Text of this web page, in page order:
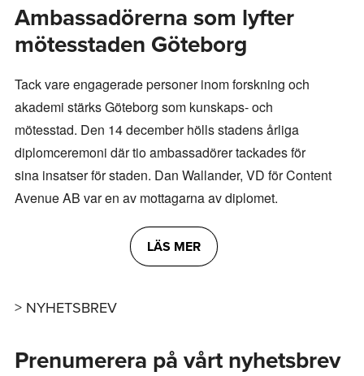
Ambassadörerna som lyfter
mötesstaden Göteborg
Tack vare engagerade personer inom forskning och
akademi stärks Göteborg som kunskaps- och
mötesstad. Den 14 december hölls stadens årliga
diplomceremoni där tio ambassadörer tackades för
sina insatser för staden. Dan Wallander, VD för Content
Avenue AB var en av mottagarna av diplomet.
LÄS MER
NYHETSBREV
Prenumerera på vårt nyhetsbrev